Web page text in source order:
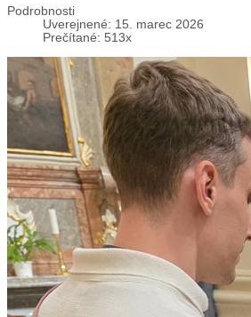
Podrobnosti
Uverejnené: 15. marec 2026
Prečítané: 513x